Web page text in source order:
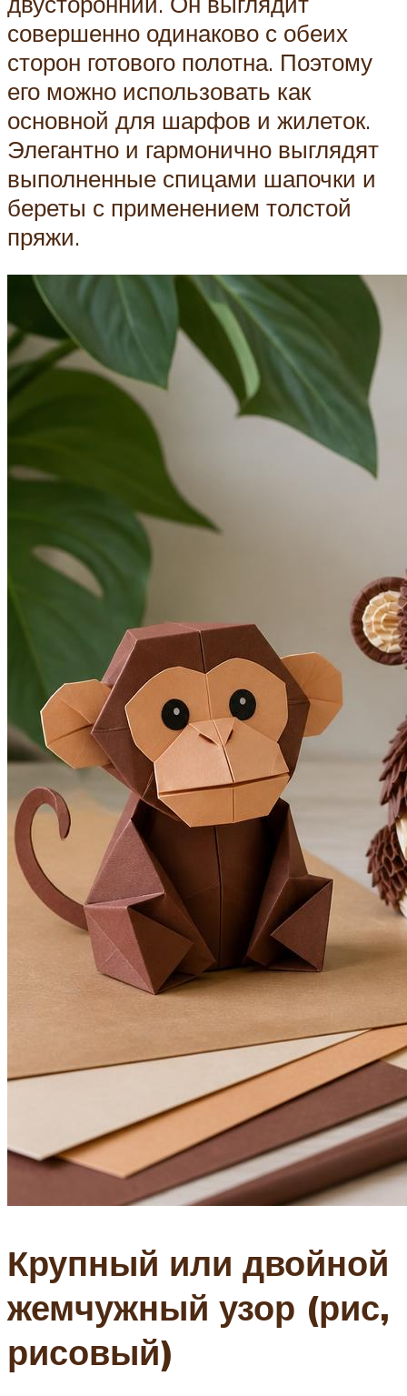
совершенно одинаково с обеих
сторон готового полотна. Поэтому
его можно использовать как
основной для шарфов и жилеток.
Элегантно и гармонично выглядят
выполненные спицами шапочки и
береты с применением толстой
пряжи.
Крупный или двойной
жемчужный узор (рис,
рисовый)